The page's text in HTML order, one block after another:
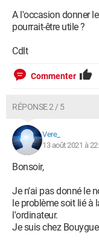
J'espère que
A l'occasion donner
pourrait-être utile ?
Cdlt
Commenter
RÉPONSE 2 / 5
Vere_
13 août 2021 à
Bonsoir,
Je n'ai pas donné le
le problème soit lié à
l'ordinateur.
Je suis chez